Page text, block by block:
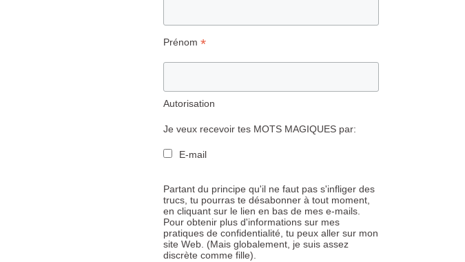
Prénom*
Autorisation
Je veux recevoir tes MOTS MAGIQUES par:
E-mail
Partant du principe qu'il ne faut pas s'infliger des
trucs, tu pourras te désabonner à tout moment,
en cliquant sur le lien en bas de mes e-mails.
Pour obtenir plus d'informations sur mes
pratiques de confidentialité, tu peux aller sur mon
site Web. (Mais globalement, je suis assez
discrète comme fille).